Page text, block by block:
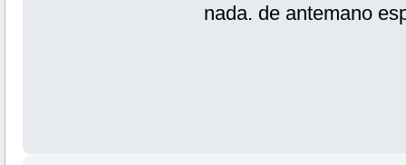
nada. de antemano